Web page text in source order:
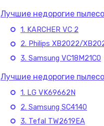
Лучшие недорогие
1. KARCHER VC 2
2. Philips XB2022/
3. Samsung VC18M21C0
Лучшие недорогие
1. LG VK69662N
2. Samsung SC4140
3. Tefal TW2619EA